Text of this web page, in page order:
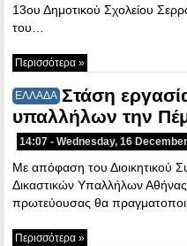
13ου Δημοτικού Σχολείου
του…
Περισσότερα »
ΕΛΛΑΔΑ Στάση
υπαλλήλων την
14:07 - Wednesday, 16
Με απόφαση του Διοικητικού
Δικαστικών Υπαλλήλων Αθήνας,
πρωτεύουσας θα
Περισσότερα »